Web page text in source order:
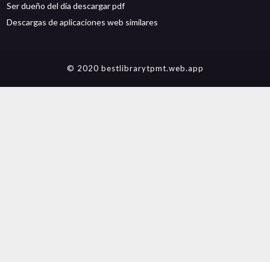
Ser dueño del día descargar pdf
Descargas de aplicaciones web similares
© 2020 bestlibrarytpmt.web.app